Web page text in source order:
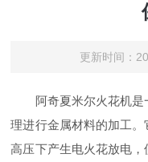
更新时间：
阿奇夏米尔火花机是
理进行金属材料的加工
高压下产生电火花放电